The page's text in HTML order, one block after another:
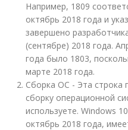
Например, 1809
октябрь 2018 года и
завершено
(сентябре) 2018 года.
года было 1803,
марте 2018 года.
Сборка ОС - Эта строка
сборку операционной
используете. Windows
октябрь 2018 года,